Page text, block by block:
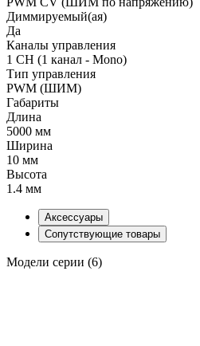
Диммируемый(ая)
Да
Каналы управления
1 CH (1 канал - Mono)
Тип управления
PWM (ШИМ)
Габариты
Длина
5000 мм
Ширина
10 мм
Высота
1.4 мм
Аксессуары
Сопутствующие товары
Модели серии (6)